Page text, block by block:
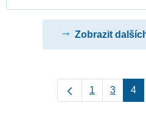
Zobrazit
1 3 4